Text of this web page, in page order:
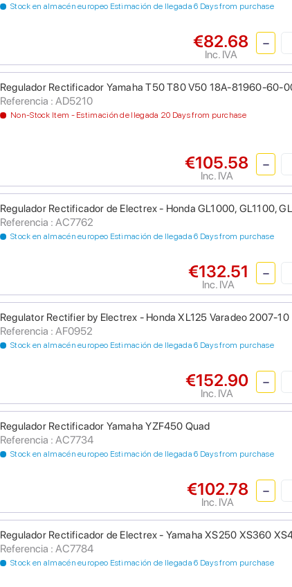
Stock en almacén europeo Estimación de llegada 6 Days from purchase
€82.68
Inc. IVA
Regulador Rectificador Yamaha T50 T80 V50 18A-81960-60-
Referencia : AD5210
Non-Stock Item - Estimación de llegada 20 Days from purchase
€105.58
Inc. IVA
Regulador Rectificador de Electrex - Honda GL1000, GL1100,
Referencia : AC7762
Stock en almacén europeo Estimación de llegada 6 Days from purchase
€132.51
Inc. IVA
Regulator Rectifier by Electrex - Honda XL125 Varadeo 2007-10
Referencia : AF0952
Stock en almacén europeo Estimación de llegada 6 Days from purchase
€152.90
Inc. IVA
Regulador Rectificador Yamaha YZF450 Quad
Referencia : AC7734
Stock en almacén europeo Estimación de llegada 6 Days from purchase
€102.78
Inc. IVA
Regulador Rectificador de Electrex - Yamaha XS250 XS360
Referencia : AC7784
Stock en almacén europeo Estimación de llegada 6 Days from purchase